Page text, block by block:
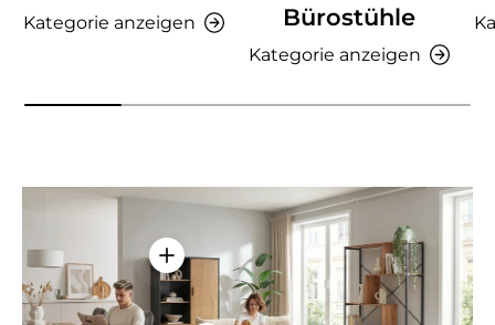
Kategorie anzeigen
Bürostühle
Kategorie anzeigen
Einzelheiten anzeigen - AMIO H -